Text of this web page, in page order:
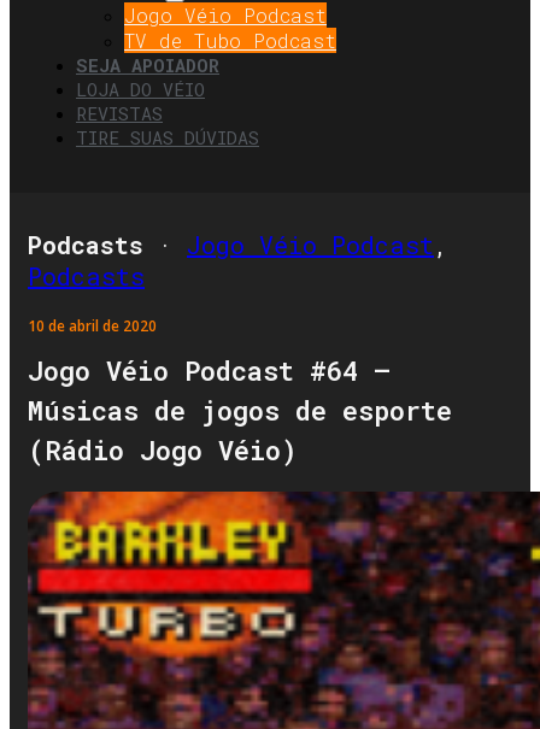
Jogo Véio Podcast
TV de Tubo Podcast
SEJA APOIADOR
LOJA DO VÉIO
REVISTAS
TIRE SUAS DÚVIDAS
Podcasts · Jogo Véio Podcast,
Podcasts
10 de abril de 2020
Jogo Véio Podcast #64 –
Músicas de jogos de esporte
(Rádio Jogo Véio)